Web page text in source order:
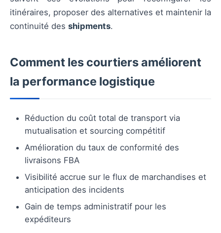
itinéraires, proposer des alternatives et maintenir la
continuité des shipments.
Comment les courtiers améliorent
la performance logistique
Réduction du coût total de transport via
mutualisation et sourcing compétitif
Amélioration du taux de conformité des
livraisons FBA
Visibilité accrue sur le flux de marchandises et
anticipation des incidents
Gain de temps administratif pour les
expéditeurs